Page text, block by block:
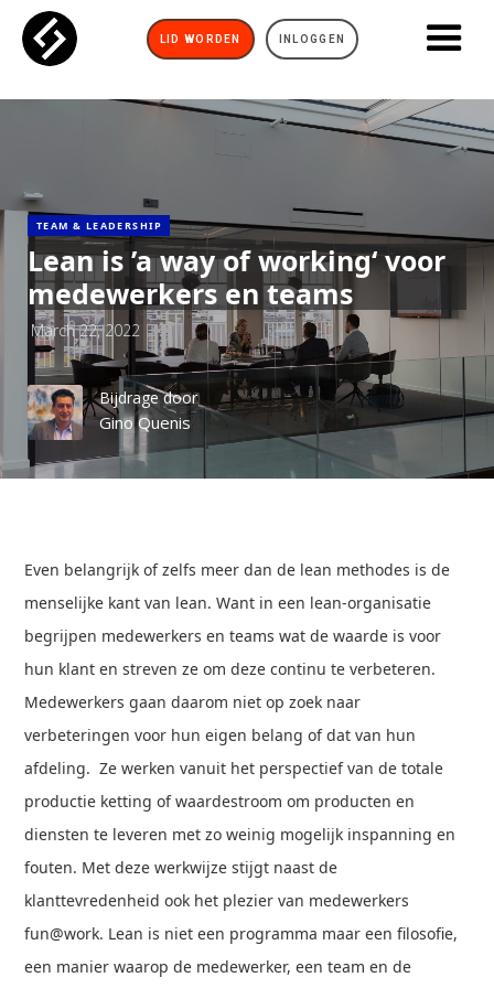
LID WORDEN INLOGGEN
TEAM & LEADERSHIP
Lean is ’a way of working‘ voor
medewerkers en teams
March 22, 2022
Bijdrage door
Gino Quenis
Even belangrijk of zelfs meer dan de lean methodes is de
menselijke kant van lean. Want in een lean-organisatie
begrijpen medewerkers en teams wat de waarde is voor
hun klant en streven ze om deze continu te verbeteren.
Medewerkers gaan daarom niet op zoek naar
verbeteringen voor hun eigen belang of dat van hun
afdeling. Ze werken vanuit het perspectief van de totale
productie ketting of waardestroom om producten en
diensten te leveren met zo weinig mogelijk inspanning en
fouten. Met deze werkwijze stijgt naast de
klanttevredenheid ook het plezier van medewerkers
fun@work. Lean is niet een programma maar een filosofie,
een manier waarop de medewerker, een team en de